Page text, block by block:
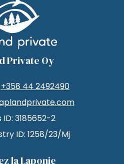
Private Oy
+358 44 2492490
ID: 3185652-2
ID: 1258/23/Mj
la Laponie